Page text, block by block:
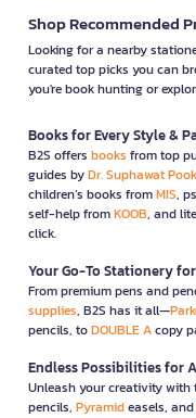
Shop Recommended
Looking for a nearby
curated top picks you can
you're book hunting or
Books for Every Style &
B2S offers books from top
guides byDr. Suphawat
children’s books fromMIS,
self-help fromKOOB, and
click.
Your Go-To Stationery
From premium pens and
supplies, B2S has it all—
pencils, toDOUBLE Acopy
Endless Possibilities for
Unleash your creativity with
pencils, Pyramideasels, and